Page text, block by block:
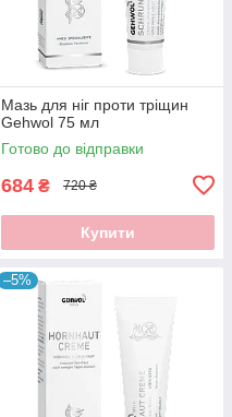
Мазь для ніг проти тріщин
Gehwol 75 мл
Готово до відправки
684 ₴ 720 ₴
Купити
–5%